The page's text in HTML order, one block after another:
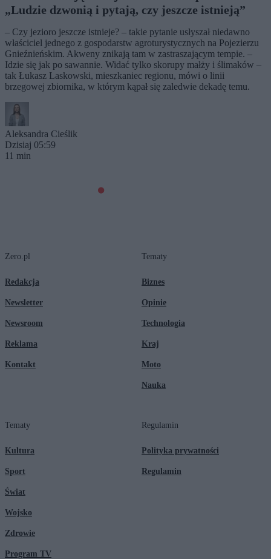
„Ludzie dzwonią i pytają, czy jeszcze istnieją”
– Czy jezioro jeszcze istnieje? – takie pytanie usłyszał niedawno
właściciel jednego z gospodarstw agroturystycznych na Pojezierzu
Gnieźnieńskim. Akweny znikają tam w zastraszającym tempie. –
Idzie się jak po sawannie. Widać tylko skorupy małży i ślimaków –
tak Łukasz Laskowski, mieszkaniec regionu, mówi o linii
brzegowej zbiornika, w którym kąpał się zaledwie dekadę temu.
Aleksandra Cieślik
Dzisiaj 05:59
11 min
Zero.pl
Redakcja
Newsletter
Newsroom
Reklama
Kontakt
Tematy
Biznes
Opinie
Technologia
Kraj
Moto
Nauka
Tematy
Kultura
Sport
Świat
Wojsko
Zdrowie
Program TV
Regulamin
Polityka prywatności
Regulamin